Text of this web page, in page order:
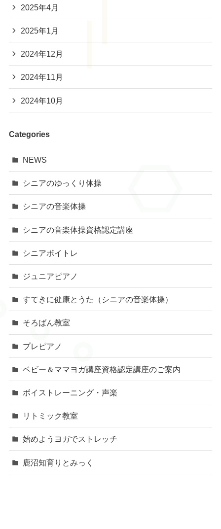
2025年4月
2025年1月
2024年12月
2024年11月
2024年10月
Categories
NEWS
シニアのゆっくり体操
シニアの音楽体操
シニアの音楽体操資格認定講座
シニアボイトレ
ジュニアピアノ
すてきに健康とうた（シニアの音楽体操）
そろばん教室
プレピアノ
ベビー＆ママヨガ講座資格認定講座のご案内
ボイストレーニング・声楽
リトミック教室
始めようヨガでストレッチ
鹿沼知育りとみっく